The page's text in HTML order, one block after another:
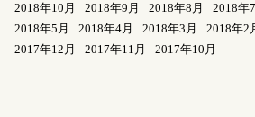
2018年10月
2018年9月 2018年8月 2018年
2018年5月
2018年4月 2018年3月 2018年2
2017年12月
2017年11月 2017年10月